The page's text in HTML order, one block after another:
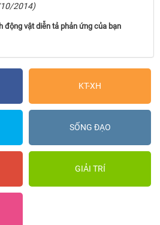
2014)
động vật diễn tả phản ứng của bạn
KT-XH
SỐNG ĐẠO
GIẢI TRÍ